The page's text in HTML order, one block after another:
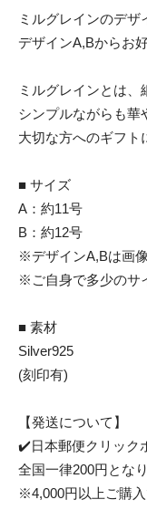
ミルグレインのデザ
デザインA,Bからお
ミルグレインとは
シンプルながらも華
大切な方へのギフト
■ サイズ
A：約11号
B：約12号
※デザインA,Bは画
※ご自身で多少のサ
■ 素材
Silver925
(刻印有)
【発送について】
✔️日本郵便クリック
全国一律200円となり
※4,000円以上ご購